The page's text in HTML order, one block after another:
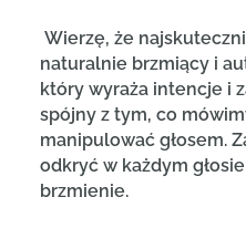
Wierzę, że
naturalnie brzmiący i
który wyraża intencje i
spójny z tym, co
manipulować głosem.
odkryć w każdym
brzmienie.